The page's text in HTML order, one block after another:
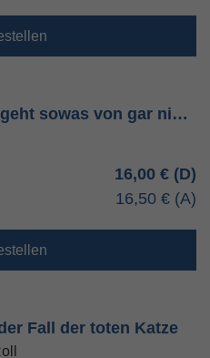
sowas von gar ni…
16,00 €
16,50 €
Fall der toten Katze